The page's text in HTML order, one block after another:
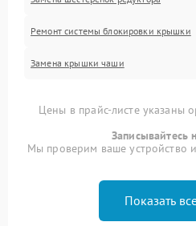
Ремонт системы блокировки крышки
Замена крышки чаши
Цены в прайс-листе указаны
Записывайтесь
Мы проверим ваше устройство
Показать